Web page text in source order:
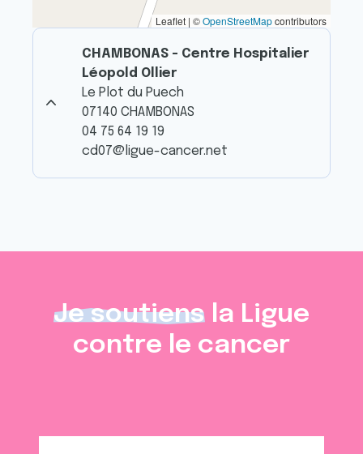
Leaflet | ©OpenStreetMapcontributors
CHAMBONAS - Centre Hospitalier
Léopold Ollier
Le Plot du Puech
07140 CHAMBONAS
04 75 64 19 19
cd07@ligue-cancer.net
Je soutiens la Ligue
contre le cancer